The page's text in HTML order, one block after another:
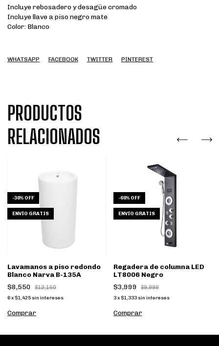
Incluye rebosadero y desagüe cromado
Incluye llave a piso negro mate
Color: Blanco
WHATSAPP FACEBOOK TWITTER PINTEREST
PRODUCTOS
RELACIONADOS
-30% OFF
ENVÍO GRATIS
Lavamanos a piso redondo
Blanco Narva B-135A
$8,550
$12,150
6x $1,425 sin intereses
-60% OFF
ENVÍO GRATIS
Regadera de columna LED
LT8006 Negro
$3,999
$9,999
3 x $1,333 sin intereses